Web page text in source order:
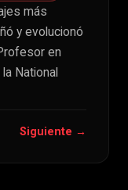
más
y evolucionó
en
National
Siguiente →